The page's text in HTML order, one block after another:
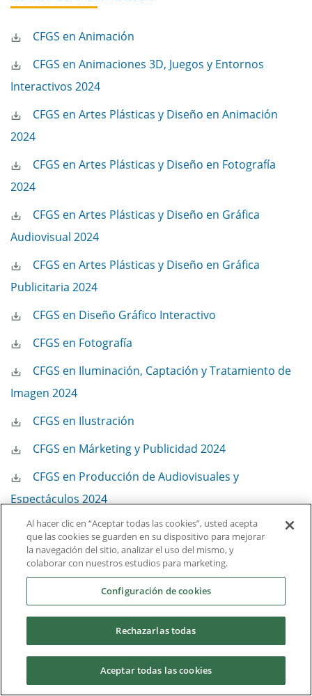
CFGS en Animación
CFGS en Animaciones 3D, Juegos y Entornos
Interactivos 2024
CFGS en Artes Plásticas y Diseño en Animación
2024
CFGS en Artes Plásticas y Diseño en Fotografía
2024
CFGS en Artes Plásticas y Diseño en Gráfica
Audiovisual 2024
CFGS en Artes Plásticas y Diseño en Gráfica
Publicitaria 2024
CFGS en Diseño Gráfico Interactivo
CFGS en Fotografía
CFGS en Iluminación, Captación y Tratamiento de
Imagen 2024
CFGS en Ilustración
CFGS en Márketing y Publicidad 2024
CFGS en Producción de Audiovisuales y
Espectáculos 2024
CFGS en Realización de Proyectos Audiovisuales y
Espectáculos 2024
CFGS en Sistemas de Telecomunicaciones e
Informáticos 2024
CFGS en Gestión Comerial y Marketing 2024
Grado en Comunicación Audivisual (UCAM Plan
Al hacer clic en “Aceptar todas las cookies”, usted acepta
que las cookies se guarden en su dispositivo para mejorar
la navegación del sitio, analizar el uso del mismo, y
colaborar con nuestros estudios para marketing.
Configuración de cookies
Rechazarlas todas
Aceptar todas las cookies